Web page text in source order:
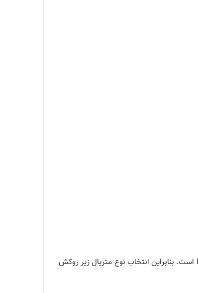
می‌سازند. قیمت کابینت انزو پولیشی با متریال چوب طبیعی گران‌تر از متریال MDF است. بنابراین انتخاب نوع متریال زیر روکش